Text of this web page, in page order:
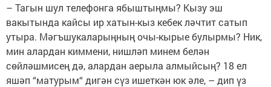
– Тагын шул телефонга ябыштыңмы? Кызу эш
вакытында кайсы ир хатын-кыз кебек ләчтит сатып
утыра. Мәгъшукаларыңның очы-кырые булырмы? Ник,
мин алардан киммени, нишләп минем белән
сөйләшмисең дә, алардан аерыла алмыйсың? 18 ел
яшәп “матурым“ дигән сүз ишеткән юк әле, – дип үз